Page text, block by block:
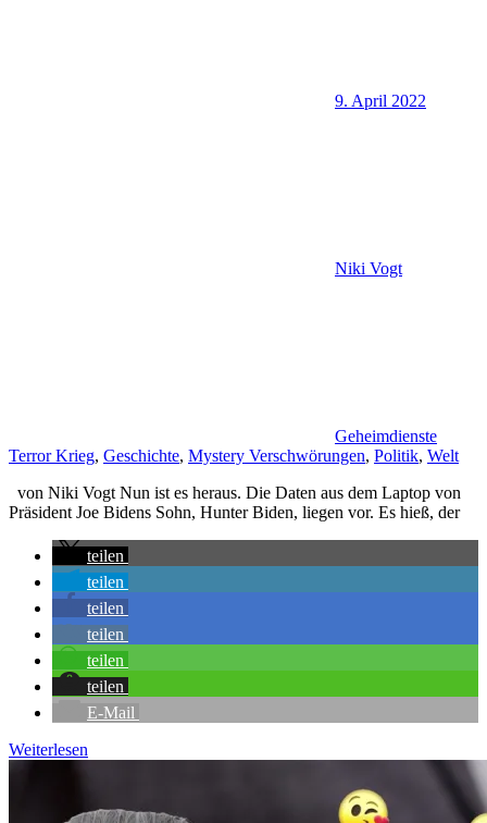
9. April 2022
Niki Vogt
Geheimdienste
Terror Krieg, Geschichte, Mystery Verschwörungen, Politik, Welt
von Niki Vogt Nun ist es heraus. Die Daten aus dem Laptop von
Präsident Joe Bidens Sohn, Hunter Biden, liegen vor. Es hieß, der
teilen
teilen
teilen
teilen
teilen
teilen
E-Mail
Weiterlesen